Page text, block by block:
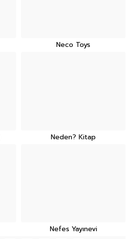
Neco Toys
Neden? Kitap
Nefes Yayınevi